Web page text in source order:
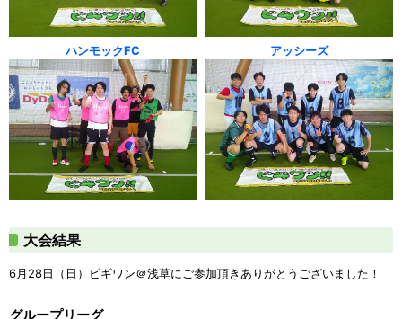
ハンモックFC アッシーズ
大会結果
6月28日（日）ビギワン＠浅草にご参加頂きありがとうございました！
グループリーグ